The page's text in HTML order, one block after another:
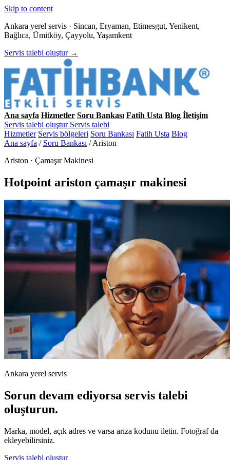
Skip to content
Ankara yerel servis · Sincan, Eryaman, Etimesgut, Yenikent,
Bağlıca, Ümitköy, Çayyolu, Yaşamkent
Servis talebi oluştur →
Ana sayfa Hizmetler Soru Bankası Fatih Usta Blog İletişim
Servis talebi oluştur Servis talebi
Hizmetler Servis bölgeleri Soru Bankası Fatih Usta Blog
Ana sayfa / Soru Bankası / Ariston
Ariston · Çamaşır Makinesi
Hotpoint ariston çamaşır makinesi
Ankara yerel servis
Sorun devam ediyorsa servis talebi
oluşturun.
Marka, model, açık adres ve varsa arıza kodunu iletin. Fotoğraf da
ekleyebilirsiniz.
Servis talebi oluştur